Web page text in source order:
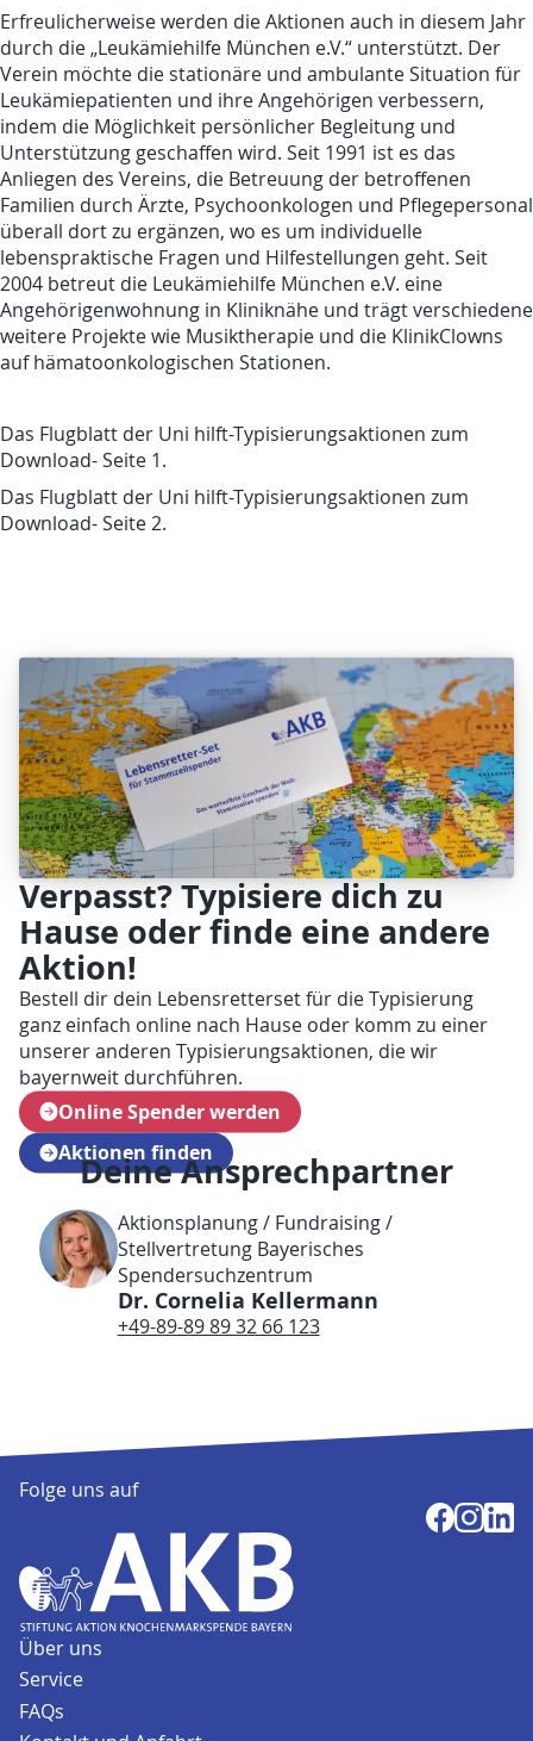
Erfreulicherweise werden die Aktionen auch in diesem Jahr
durch die „Leukämiehilfe München e.V.“ unterstützt. Der
Verein möchte die stationäre und ambulante Situation für
Leukämiepatienten und ihre Angehörigen verbessern,
indem die Möglichkeit persönlicher Begleitung und
Unterstützung geschaffen wird. Seit 1991 ist es das
Anliegen des Vereins, die Betreuung der betroffenen
Familien durch Ärzte, Psychoonkologen und Pflegepersonal
überall dort zu ergänzen, wo es um individuelle
lebenspraktische Fragen und Hilfestellungen geht. Seit
2004 betreut die Leukämiehilfe München e.V. eine
Angehörigenwohnung in Kliniknähe und trägt verschiedene
weitere Projekte wie Musiktherapie und die KlinikClowns
auf hämatoonkologischen Stationen.
Das Flugblatt der Uni hilft-Typisierungsaktionen zum
Download- Seite 1.
Das Flugblatt der Uni hilft-Typisierungsaktionen zum
Download- Seite 2.
Verpasst? Typisiere dich zu
Hause oder finde eine andere
Aktion!
Bestell dir dein Lebensretterset für die Typisierung
ganz einfach online nach Hause oder komm zu einer
unserer anderen Typisierungsaktionen, die wir
bayernweit durchführen.
Online Spender werden
Aktionen finden
Deine Ansprechpartner
Aktionsplanung / Fundraising /
Stellvertretung Bayerisches
Spendersuchzentrum
Dr. Cornelia Kellermann
+49-89-89 89 32 66 123
Folge uns auf
Über uns
Service
FAQs